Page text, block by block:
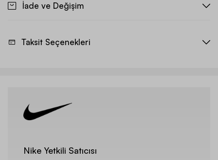
İade ve Değişim
Taksit Seçenekleri
Nike Yetkili Satıcısı